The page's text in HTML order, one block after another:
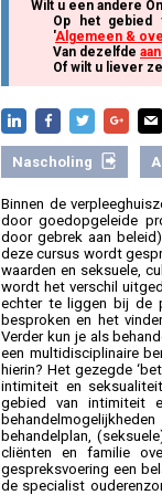
Wilt u een andere
Op het gebied
'Algemeen &
Van dezelfde
Of wilt u liever
Nascholing
Binnen de
door goedopgeleide
door gebrek aan
deze cursus wordt
waarden en seksuele,
wordt het verschil
echter te liggen bij de
besproken en het
Verder kun je als
een multidisciplinaire
hierin? Het gezegde
intimiteit en
gebied van intimiteit
behandelplan,
cliënten en familie
gespreksvoering een
de specialist